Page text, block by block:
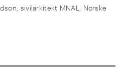
sivilarkitekt MNAL, Norske